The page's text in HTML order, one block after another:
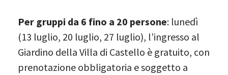
Per gruppi da 6 fino a 20 persone: lunedì
(13 luglio, 20 luglio, 27 luglio), l’ingresso al
Giardino della Villa di Castello è gratuito, con
prenotazione obbligatoria e soggetto a